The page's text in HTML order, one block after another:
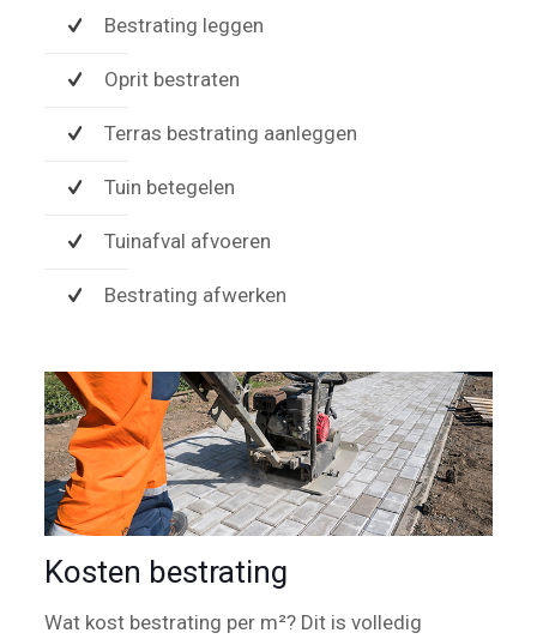
Bestrating leggen
Oprit bestraten
Terras bestrating aanleggen
Tuin betegelen
Tuinafval afvoeren
Bestrating afwerken
Kosten bestrating
Wat kost bestrating per m²? Dit is volledig